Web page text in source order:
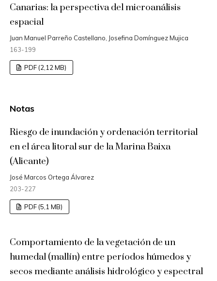
Canarias: la perspectiva del microanálisis
espacial
Juan Manuel Parreño Castellano, Josefina Domínguez Mujica
163-199
PDF (2,12 MB)
Notas
Riesgo de inundación y ordenación territorial
en el área litoral sur de la Marina Baixa
(Alicante)
José Marcos Ortega Álvarez
203-227
PDF (5,1 MB)
Comportamiento de la vegetación de un
humedal (mallín) entre períodos húmedos y
secos mediante análisis hidrológico y espectral